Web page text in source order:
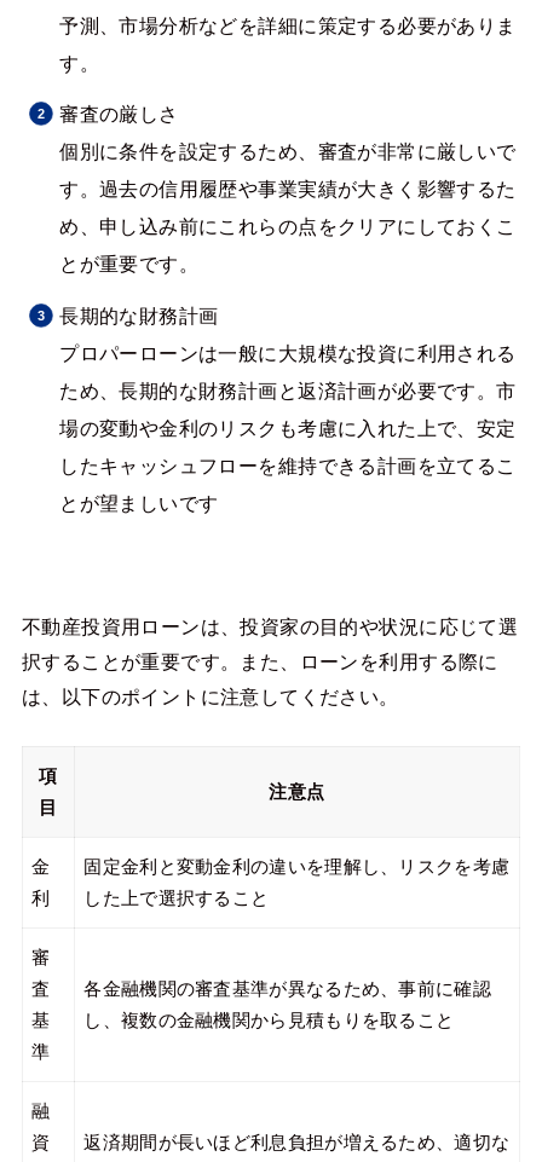
予測、市場分析などを詳細に策定する必要がありま
す​​。
審査の厳しさ
個別に条件を設定するため、審査が非常に厳しいで
す。過去の信用履歴や事業実績が大きく影響するた
め、申し込み前にこれらの点をクリアにしておくこ
とが重要です​​。
長期的な財務計画
プロパーローンは一般に大規模な投資に利用される
ため、長期的な財務計画と返済計画が必要です。市
場の変動や金利のリスクも考慮に入れた上で、安定
したキャッシュフローを維持できる計画を立てるこ
とが望ましいです​
不動産投資用ローンは、投資家の目的や状況に応じて選
択することが重要です。また、ローンを利用する際に
は、以下のポイントに注意してください。
項
目
注意点
金
利
固定金利と変動金利の違いを理解し、リスクを考慮
した上で選択すること
審
査
基
準
各金融機関の審査基準が異なるため、事前に確認
し、複数の金融機関から見積もりを取ること
融
資
返済期間が長いほど利息負担が増えるため、適切な